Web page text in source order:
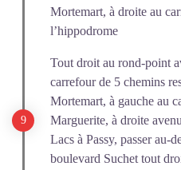
Mortemart, à droite au
l’hippodrome
Tout droit au rond-point
carrefour de 5 chemins
Mortemart, à gauche au
Marguerite, à droite
Lacs à Passy, passer au-
boulevard Suchet tout